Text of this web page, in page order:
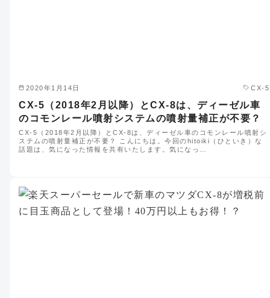
2020年1月14日 CX-5
CX-5（2018年2月以降）とCX-8は、ディーゼル車
のコモンレール噴射システムの噴射量補正が不要？
CX-5（2018年2月以降）とCX-8は、ディーゼル車のコモンレール噴射シ
ステムの噴射量補正が不要？ こんにちは。今回のhitoiki（ひといき）な
話題は、気になった情報を共有いたします。気になっ…